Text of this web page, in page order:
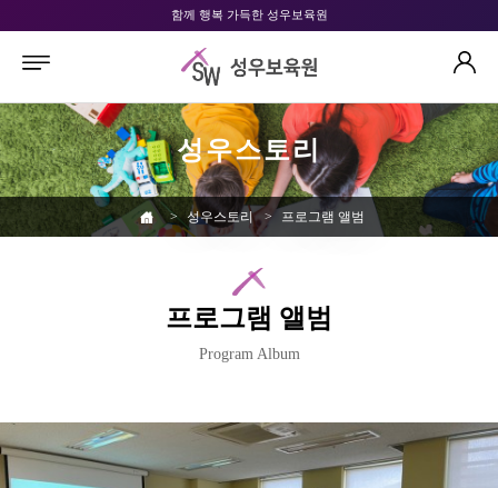
함께 행복 가득한 성우보육원
성우스토리
> 성우스토리 > 프로그램 앨범
프로그램 앨범
Program Album